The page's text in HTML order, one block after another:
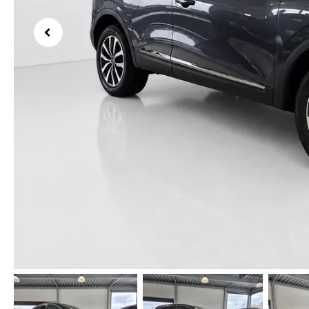
Previous